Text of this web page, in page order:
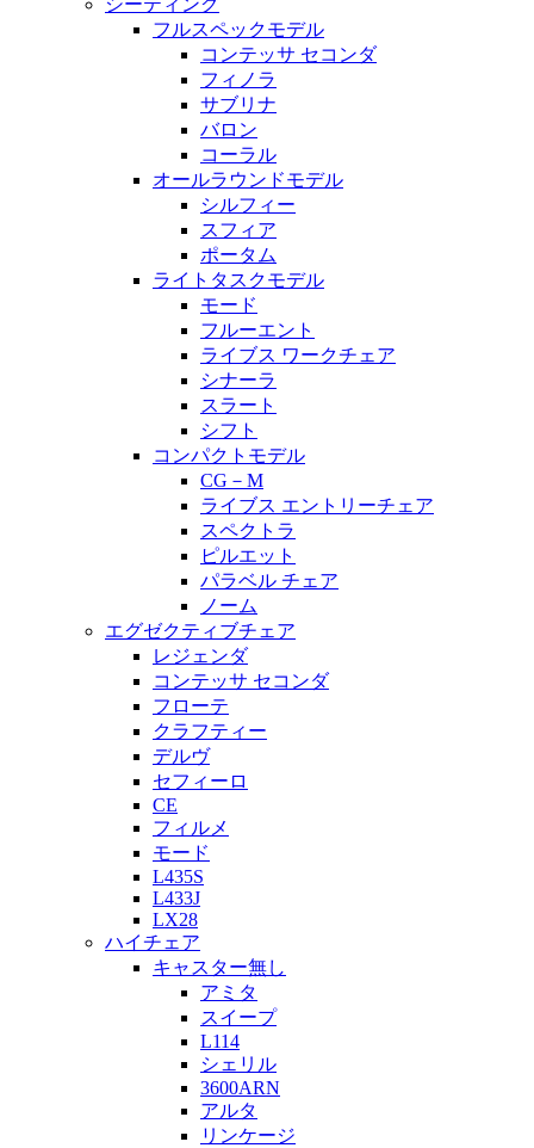
フルスペックモデル
コンテッサ セコンダ
フィノラ
サブリナ
バロン
コーラル
オールラウンドモデル
シルフィー
スフィア
ポータム
ライトタスクモデル
モード
フルーエント
ライブス ワークチェア
シナーラ
スラート
シフト
コンパクトモデル
CG－M
ライブス エントリーチェア
スペクトラ
ピルエット
パラベル チェア
ノーム
エグゼクティブチェア
レジェンダ
コンテッサ セコンダ
フローテ
クラフティー
デルヴ
セフィーロ
CE
フィルメ
モード
L435S
L433J
LX28
ハイチェア
キャスター無し
アミタ
スイープ
L114
シェリル
3600ARN
アルタ
リンケージ